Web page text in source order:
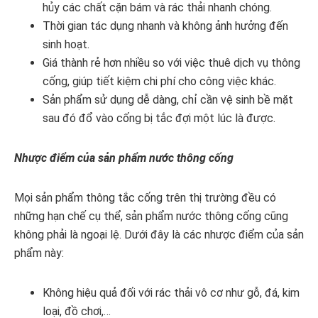
hủy các chất cặn bám và rác thải nhanh chóng.
Thời gian tác dụng nhanh và không ảnh hưởng đến
sinh hoạt.
Giá thành rẻ hơn nhiều so với việc thuê dịch vụ thông
cống, giúp tiết kiệm chi phí cho công việc khác.
Sản phẩm sử dụng dễ dàng, chỉ cần vệ sinh bề mặt
sau đó đổ vào cống bị tắc đợi một lúc là được.
Nhược điểm của sản phẩm nước thông cống
Mọi sản phẩm thông tắc cống trên thị trường đều có
những hạn chế cụ thể, sản phẩm nước thông cống cũng
không phải là ngoại lệ. Dưới đây là các nhược điểm của sản
phẩm này:
Không hiệu quả đối với rác thải vô cơ như gỗ, đá, kim
loại, đồ chơi,…